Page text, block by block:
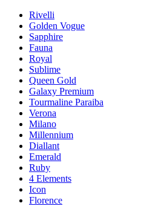
Rivelli
Golden Vogue
Sapphire
Fauna
Royal
Sublime
Queen Gold
Galaxy Premium
Tourmaline Paraiba
Verona
Milano
Millennium
Diallant
Emerald
Ruby
4 Elements
Icon
Florence